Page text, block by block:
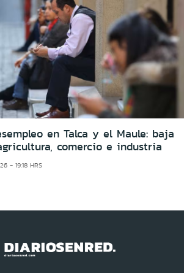
en Talca y el Maule: baja
comercio e industria
- 19:18 HRS